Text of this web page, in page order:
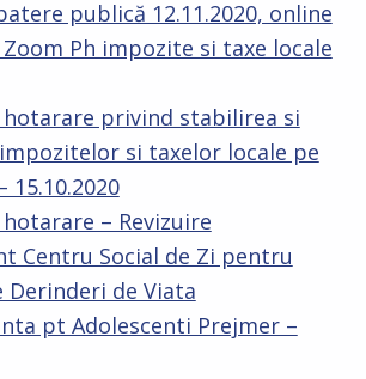
publică 12.11.2020, online
Ph impozite si taxe locale
hotarare privind stabilirea si
si taxelor locale pe
15.10.2020
– Revizuire
Centru Social de Zi pentru
Derinderi de Viata
pt Adolescenti Prejmer –